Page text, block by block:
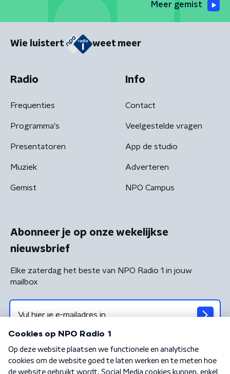
Meer gemist
Wie luistert weet meer
Radio
Frequenties
Programma's
Presentatoren
Muziek
Gemist
Info
Contact
Veelgestelde vragen
App de studio
Adverteren
NPO Campus
Abonneer je op onze wekelijkse
nieuwsbrief
Elke zaterdag het beste van NPO Radio 1 in jouw
mailbox